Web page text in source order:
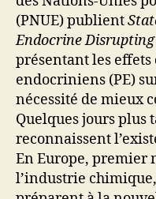
(PNUE) publient
Endocrine
présentant les
endocriniens (PE)
nécessité de mieux
Quelques jours plus
reconnaissent
En Europe, premier
l’industrie